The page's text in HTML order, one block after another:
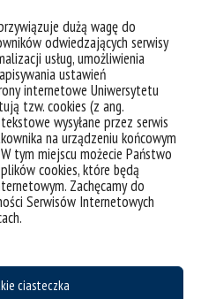
dużą wagę do
odwiedzających serwisy
usług, umożliwienia
ustawień
internetowe Uniwersytetu
tzw. cookies (z ang.
wysyłane przez serwis
na urządzeniu końcowym
tym miejscu możecie Państwo
cookies, które będą
Zachęcamy do
Serwisów Internetowych
ciasteczka
Seunghwana Lee,
z czołowych
Pobyt jest
Global Visiting
National...
seoul national university wizytacja